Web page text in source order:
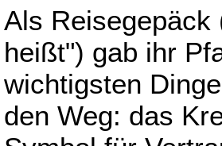
Als Reisegepäck
heißt") gab ihr
wichtigsten
den Weg: das